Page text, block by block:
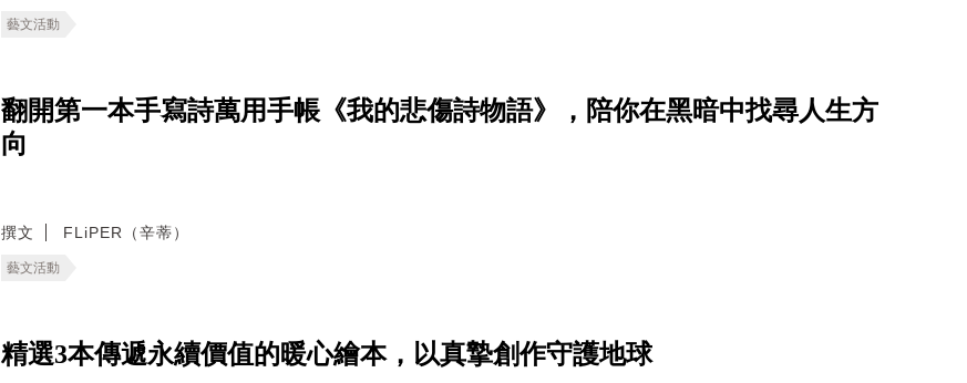
藝文活動
翻開第一本手寫詩萬用手帳《我的悲傷詩物語》，陪你在黑暗中找尋人生方
向
撰文 FLiPER（辛蒂）
藝文活動
精選3本傳遞永續價值的暖心繪本，以真摯創作守護地球